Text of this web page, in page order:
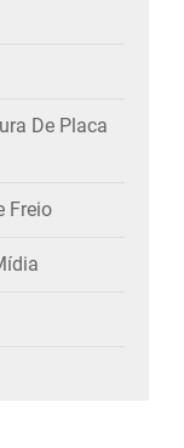
De Placa
Freio